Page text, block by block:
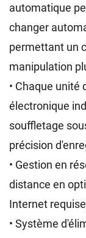
automatique
changer
permettant un
manipulation
• Chaque unité
électronique
souffletage
précision
• Gestion en
distance en
Internet
• Système